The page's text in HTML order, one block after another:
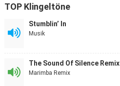
TOP Klingeltöne
Stumblin’ In
Musik
The Sound Of Silence Remix
Marimba Remix